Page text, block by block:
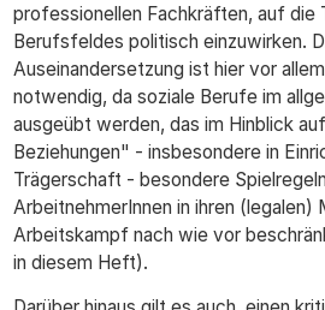
professionellen Fachkräften, auf die
Berufsfeldes politisch einzuwirken.
Auseinandersetzung ist hier vor
notwendig, da soziale Berufe im
ausgeübt werden, das im Hinblick
Beziehungen" - insbesondere in
Trägerschaft - besondere
ArbeitnehmerInnen in ihren (legalen)
Arbeitskampf nach wie vor
in diesem Heft).